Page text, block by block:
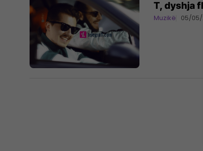
T, dyshja
Muzikë 05/05/